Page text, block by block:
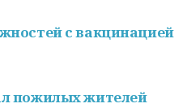
с вакцинацией
пожилых жителей